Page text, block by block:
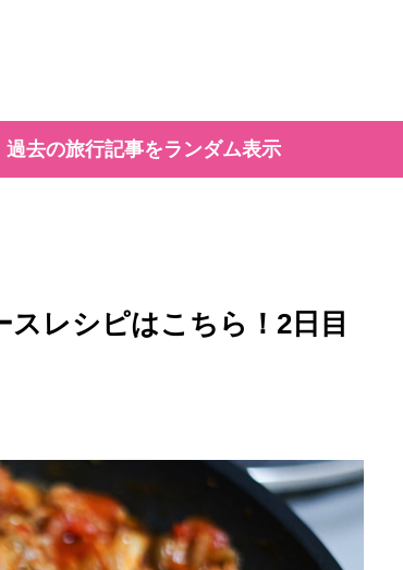
過去の旅行記事をランダム表示
レシピはこちら！2日目